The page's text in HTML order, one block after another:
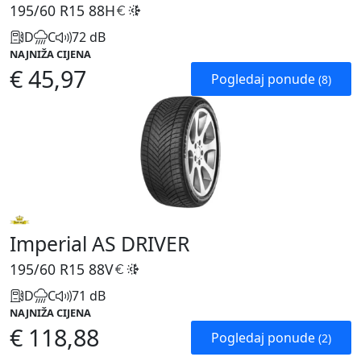
195/60 R15 88H
D C 72 dB
NAJNIŽA CIJENA
€ 45,97 Pogledaj ponude (8)
Imperial AS DRIVER
195/60 R15 88V
D C 71 dB
NAJNIŽA CIJENA
€ 118,88 Pogledaj ponude (2)